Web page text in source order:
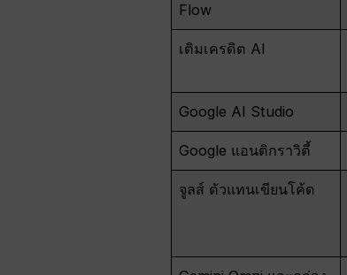
Flow
เติมเครดิต AI
Google AI Studio
Google แอนติกราวิตี้
จูลส์ ตัวแทนเขียนโค้ด